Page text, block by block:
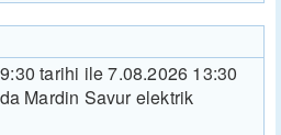
tarihi ile 7.08.2026 13:30
Mardin Savur elektrik